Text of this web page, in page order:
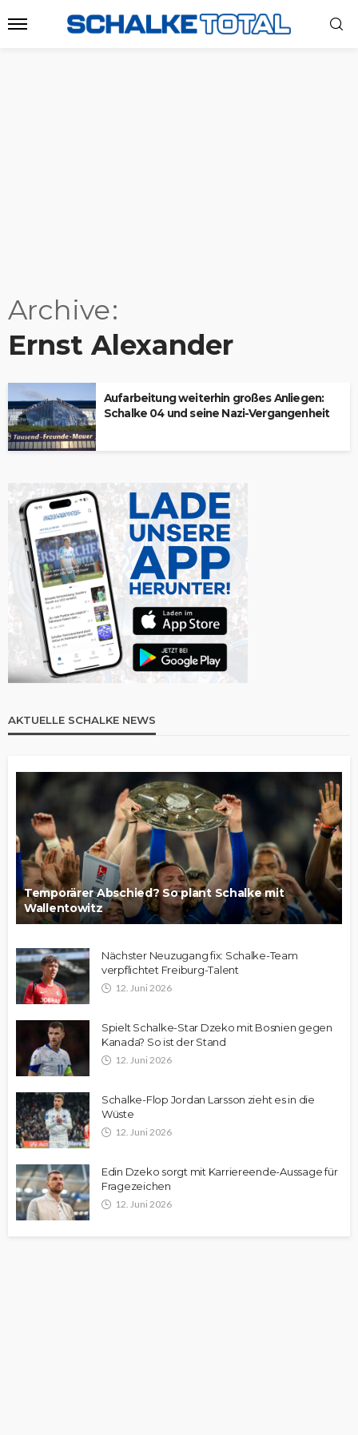
Archive
Ernst Alexander
Aufarbeitung weiterhin großes Anliegen:
Schalke 04 und seine Nazi-Vergangenheit
AKTUELLE SCHALKE NEWS
Temporärer Abschied? So plant Schalke mit
Wallentowitz
Nächster Neuzugang fix: Schalke-Team
verpflichtet Freiburg-Talent
12. Juni 2026
Spielt Schalke-Star Dzeko mit Bosnien gegen
Kanada? So ist der Stand
12. Juni 2026
Schalke-Flop Jordan Larsson zieht es in die
Wüste
12. Juni 2026
Edin Dzeko sorgt mit Karriereende-Aussage für
Fragezeichen
12. Juni 2026